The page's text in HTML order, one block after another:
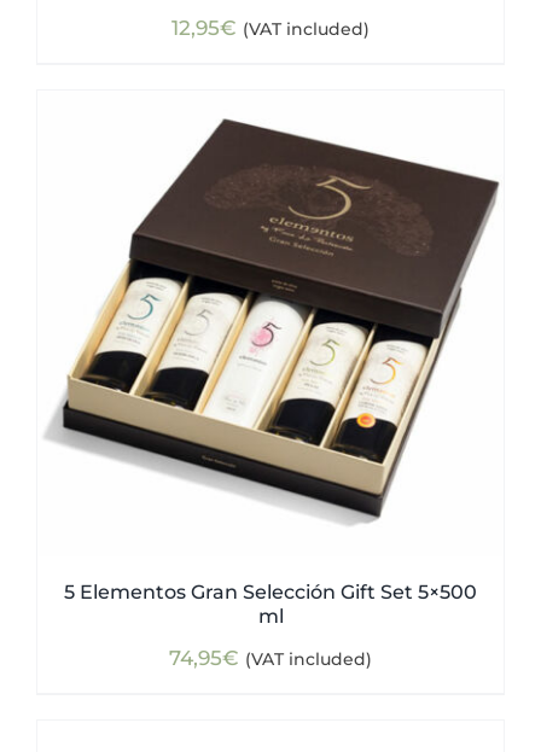
12,95€ (VAT included)
5 Elementos Gran Selección Gift Set 5×500
ml
74,95€ (VAT included)